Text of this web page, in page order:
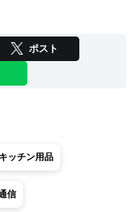
ポスト
キッチン用品
信